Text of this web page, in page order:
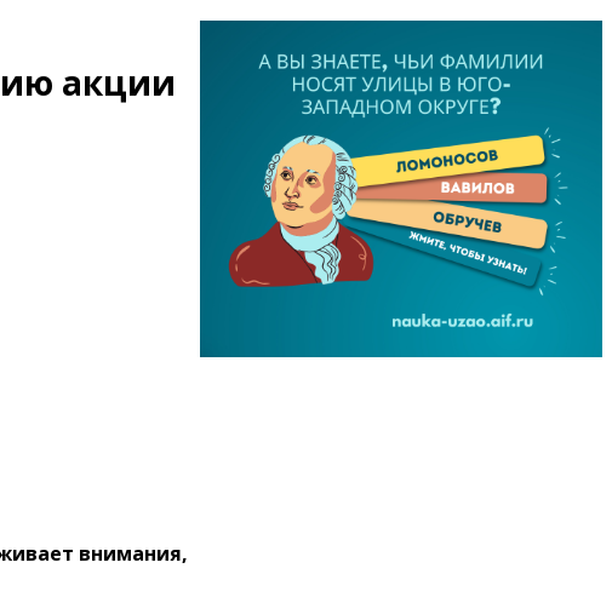
акции
внимания,